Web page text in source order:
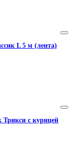
L 5 м (лента)
Трикси с курицей